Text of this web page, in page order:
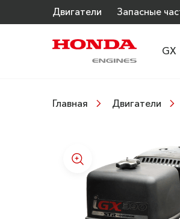
Двигатели Запасные
GX
Главная Двигатели